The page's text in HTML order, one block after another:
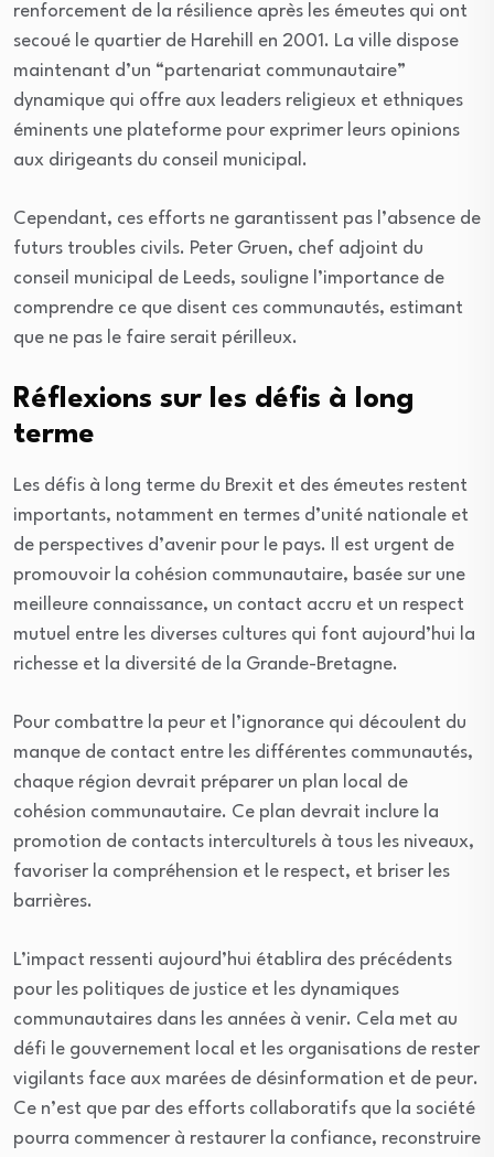
renforcement de la résilience après les émeutes qui ont
secoué le quartier de Harehill en 2001. La ville dispose
maintenant d’un “partenariat communautaire”
dynamique qui offre aux leaders religieux et ethniques
éminents une plateforme pour exprimer leurs opinions
aux dirigeants du conseil municipal.
Cependant, ces efforts ne garantissent pas l’absence de
futurs troubles civils. Peter Gruen, chef adjoint du
conseil municipal de Leeds, souligne l’importance de
comprendre ce que disent ces communautés, estimant
que ne pas le faire serait périlleux.
Réflexions sur les défis à long
terme
Les défis à long terme du Brexit et des émeutes restent
importants, notamment en termes d’unité nationale et
de perspectives d’avenir pour le pays. Il est urgent de
promouvoir la cohésion communautaire, basée sur une
meilleure connaissance, un contact accru et un respect
mutuel entre les diverses cultures qui font aujourd’hui la
richesse et la diversité de la Grande-Bretagne.
Pour combattre la peur et l’ignorance qui découlent du
manque de contact entre les différentes communautés,
chaque région devrait préparer un plan local de
cohésion communautaire. Ce plan devrait inclure la
promotion de contacts interculturels à tous les niveaux,
favoriser la compréhension et le respect, et briser les
barrières.
L’impact ressenti aujourd’hui établira des précédents
pour les politiques de justice et les dynamiques
communautaires dans les années à venir. Cela met au
défi le gouvernement local et les organisations de rester
vigilants face aux marées de désinformation et de peur.
Ce n’est que par des efforts collaboratifs que la société
pourra commencer à restaurer la confiance, reconstruire